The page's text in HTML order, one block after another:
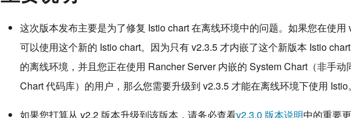
这次版本发布主要是为了修复 Istio chart 在离线环境中的问题。如果您在使用
可以使用这个新的 Istio chart。因为只有 v2.3.5 才内嵌了这个新版本 Istio
的离线环境，并且您正在使用 Rancher Server 内嵌的 System Chart（非手动
Chart 代码库）的用户，那么您需要升级到 v2.3.5 才能在离线环境下使用 Istio。
如果您打算从 v2.2 版本升级到该版本，请务必查看v2.3.0 版本说明中的重要